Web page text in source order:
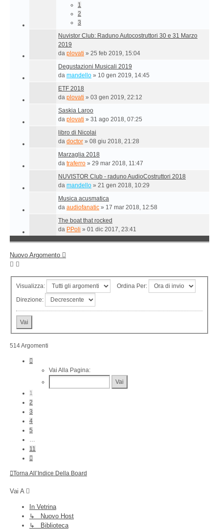
1
2
3
Nuvistor Club: Raduno Autocostruttori 30 e 31 Marzo
2019
da plovati » 25 feb 2019, 15:04
Degustazioni Musicali 2019
da mandello » 10 gen 2019, 14:45
ETF 2018
da plovati » 03 gen 2019, 22:12
Saskia Laroo
da plovati » 31 ago 2018, 07:25
libro di Nicolai
da doctor » 08 giu 2018, 21:28
Marzaglia 2018
da traferro » 29 mar 2018, 11:47
NUVISTOR Club - raduno AudioCostruttori 2018
da mandello » 21 gen 2018, 10:29
Musica acusmatica
da audiofanatic » 17 mar 2018, 12:58
The boat that rocked
da PPoli » 01 dic 2017, 23:41
Nuovo Argomento
Visualizza:
Ordina Per:
Direzione:
514 Argomenti
Vai Alla Pagina:
1
2
3
4
5
11
Torna All’Indice Della Board
Vai A
In Vetrina
↳ Nuovo Host
↳ Biblioteca